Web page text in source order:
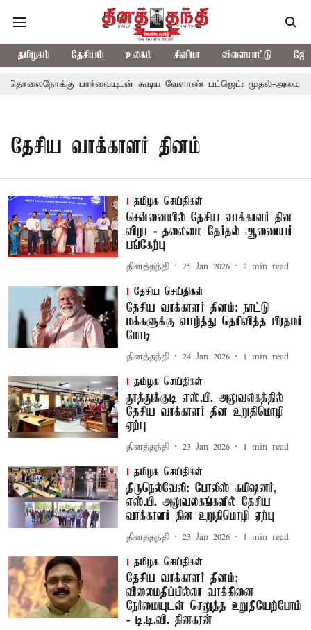
தமிழகம் தேசியம் உலகம் சினிமா விளையாட்டு
தொலைநோக்கு பார்வையுடன் கூடிய வேளாண் பட்ஜெட்: முதல்-அமைச்சர்
தேசிய வாக்காளர் தினம்
தமிழக செய்திகள்
சென்னையில் தேசிய வாக்காளர் தின
விழா - தலைமை தேர்தல் ஆணையர்
பங்கேற்பு
தினத்தந்தி 25 Jan 2026 2 min read
தேசிய செய்திகள்
தேசிய வாக்காளர் தினம்: நாட்டு
மக்களுக்கு வாழ்த்து தெரிவித்த பிரதமர்
மோடி
தினத்தந்தி 24 Jan 2026 1 min read
தமிழக செய்திகள்
தூத்துக்குடி எஸ்.பி. அலுவலகத்தில்
தேசிய வாக்காளர் தின உறுதிமொழி
ஏற்பு
தினத்தந்தி 23 Jan 2026 1 min read
தமிழக செய்திகள்
திருநெல்வேலி: போலீஸ் கமிஷனர்,
எஸ்.பி. அலுவலகங்களில் தேசிய
வாக்காளர் தின உறுதிமொழி ஏற்பு
தினத்தந்தி 23 Jan 2026 1 min read
தமிழக செய்திகள்
தேசிய வாக்காளர் தினம்;
விலைமதிப்பில்லா வாக்கினை
நேர்மையுடன் செலுத்த உறுதியேற்போம்
- டி.டி.வி. தினகரன்